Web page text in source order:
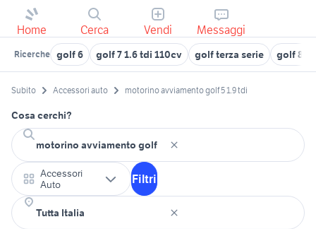
Home Cerca Vendi Messaggi
Ricerche golf 6 golf 7 1.6 tdi 110cv golf terza serie golf 8
Subito Accessori auto motorino avviamento golf 5 1.9 tdi
Cosa cerchi?
Accessori
Auto
Filtri